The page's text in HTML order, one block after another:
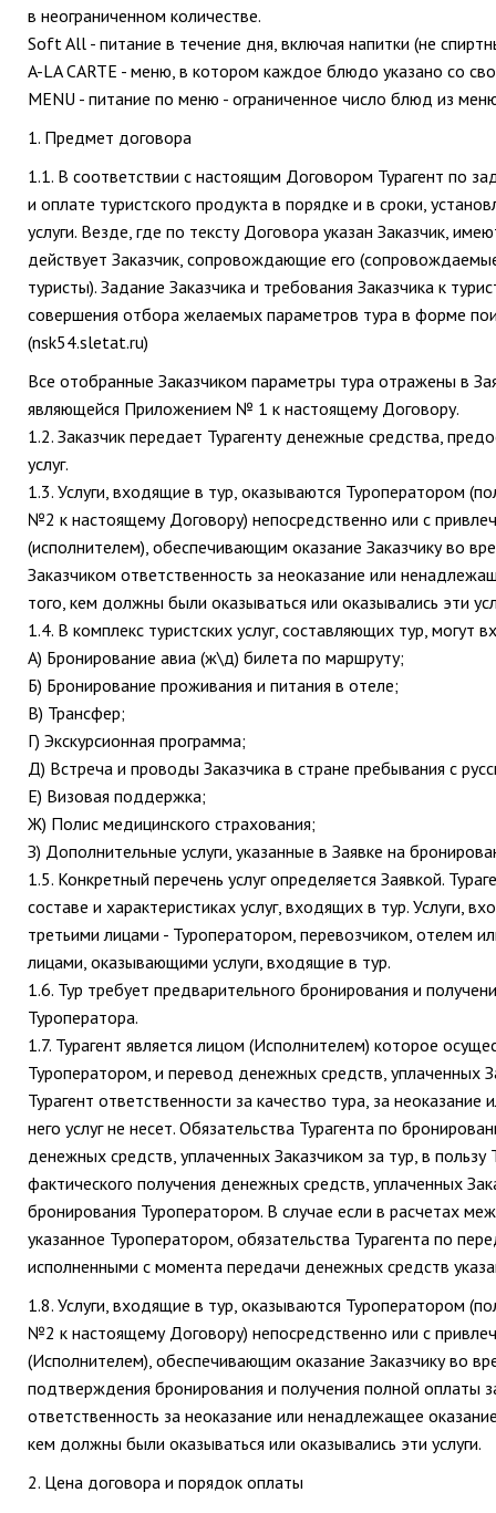
в неограниченном количестве.
Soft All - питание в течение дня, включая напитки (не
A-LA CARTE - меню, в котором каждое блюдо указано со
MENU - питание по меню - ограниченное число блюд из
1. Предмет договора
1.1. В соответствии с настоящим Договором Турагент по
и оплате туристского продукта в порядке и в сроки,
услуги. Везде, где по тексту Договора указан Заказчик,
действует Заказчик, сопровождающие его
туристы). Задание Заказчика и требования Заказчика к
совершения отбора желаемых параметров тура в форме
(nsk54.sletat.ru)
Все отобранные Заказчиком параметры тура отражены в
являющейся Приложением № 1 к настоящему Договору.
1.2. Заказчик передает Турагенту денежные средства,
услуг.
1.3. Услуги, входящие в тур, оказываются Туроператором
№2 к настоящему Договору) непосредственно или с
(исполнителем), обеспечивающим оказание Заказчику во
Заказчиком ответственность за неоказание или
того, кем должны были оказываться или оказывались эти
1.4. В комплекс туристских услуг, составляющих тур, могут
А) Бронирование авиа (ж\д) билета по маршруту;
Б) Бронирование проживания и питания в отеле;
В) Трансфер;
Г) Экскурсионная программа;
Д) Встреча и проводы Заказчика в стране пребывания с
Е) Визовая поддержка;
Ж) Полис медицинского страхования;
З) Дополнительные услуги, указанные в Заявке на
1.5. Конкретный перечень услуг определяется Заявкой.
составе и характеристиках услуг, входящих в тур. Услуги,
третьими лицами - Туроператором, перевозчиком, отелем
лицами, оказывающими услуги, входящие в тур.
1.6. Тур требует предварительного бронирования и
Туроператора.
1.7. Турагент является лицом (Исполнителем) которое
Туроператором, и перевод денежных средств, уплаченных
Турагент ответственности за качество тура, за
него услуг не несет. Обязательства Турагента по
денежных средств, уплаченных Заказчиком за тур, в
фактического получения денежных средств, уплаченных
бронирования Туроператором. В случае если в расчетах
указанное Туроператором, обязательства Турагента по
исполненными с момента передачи денежных средств
1.8. Услуги, входящие в тур, оказываются Туроператором
№2 к настоящему Договору) непосредственно или с
(Исполнителем), обеспечивающим оказание Заказчику во
подтверждения бронирования и получения полной оплаты
ответственность за неоказание или ненадлежащее
кем должны были оказываться или оказывались эти услуги.
2. Цена договора и порядок оплаты